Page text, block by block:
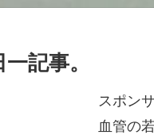
記事。
スポン
血管の